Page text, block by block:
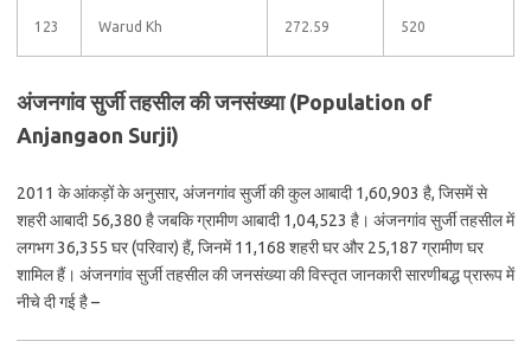
123 Warud Kh 272.59 520
अंजनगांव सुर्जी तहसील की जनसंख्या (Population of
Anjangaon Surji)
2011 के आंकड़ों के अनुसार, अंजनगांव सुर्जी की कुल आबादी 1,60,903 है, जिसमें से
शहरी आबादी 56,380 है जबकि ग्रामीण आबादी 1,04,523 है। अंजनगांव सुर्जी तहसील में
लगभग 36,355 घर (परिवार) हैं, जिनमें 11,168 शहरी घर और 25,187 ग्रामीण घर
शामिल हैं। अंजनगांव सुर्जी तहसील की जनसंख्या की विस्तृत जानकारी सारणीबद्ध प्रारूप में
नीचे दी गई है –